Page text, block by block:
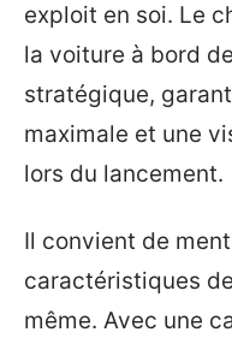
exploit en soi. Le
la voiture à bord
stratégique,
maximale et une
lors du lancement.
Il convient de
caractéristiques
même. Avec une